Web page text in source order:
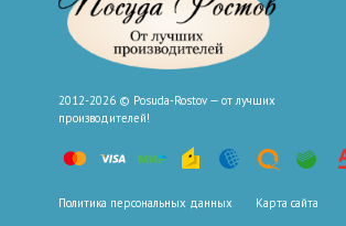
2012-2026 © Posuda-Rostov — от лучших
производителей!
Политика персональных данных Карта сайта